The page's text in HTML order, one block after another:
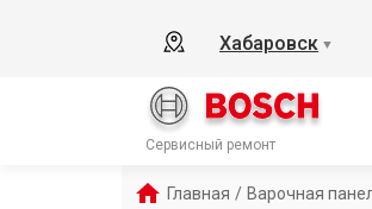
Хабаровск ▼
Сервисный ремонт
Главная / Варочная